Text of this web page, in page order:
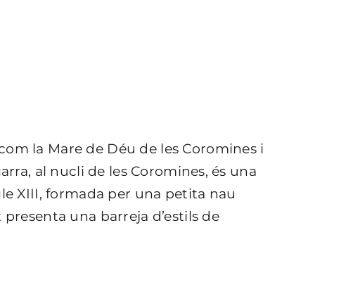
la Mare de Déu de les Coromines i
al nucli de les Coromines, és una
XIII, formada per una petita nau
una barreja d’estils de